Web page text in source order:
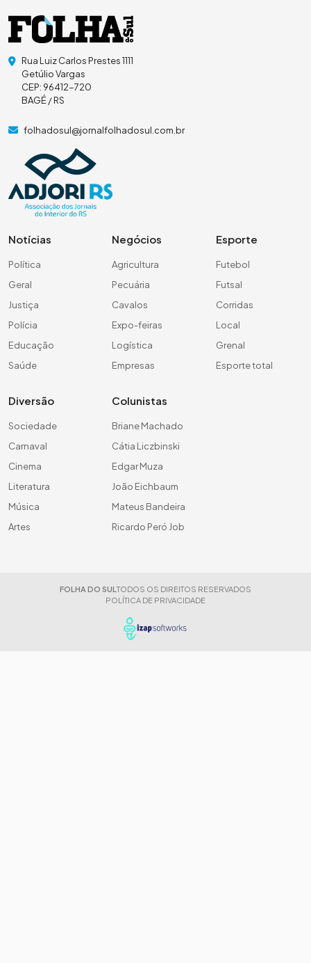
Rua Luiz Carlos Prestes 1111
Getúlio Vargas
CEP: 96412-720
BAGÉ / RS
folhadosul@jornalfolhadosul.com.br
Notícias
Política
Geral
Justiça
Polícia
Educação
Saúde
Negócios
Agricultura
Pecuária
Cavalos
Expo-feiras
Logística
Empresas
Esporte
Futebol
Futsal
Corridas
Local
Grenal
Esporte total
Diversão
Sociedade
Carnaval
Cinema
Literatura
Música
Artes
Colunistas
Briane Machado
Cátia Liczbinski
Edgar Muza
João Eichbaum
Mateus Bandeira
Ricardo Peró Job
FOLHA DO SUL TODOS OS DIREITOS RESERVADOS
POLÍTICA DE PRIVACIDADE